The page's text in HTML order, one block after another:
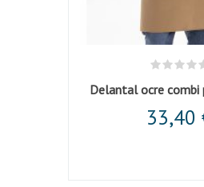
Delantal ocre
33,40